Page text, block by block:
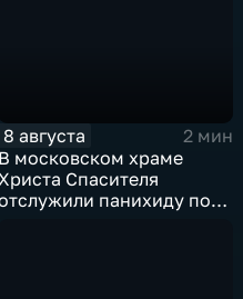
8 августа
2 мин
В московском храме
Спасителя
панихиду по